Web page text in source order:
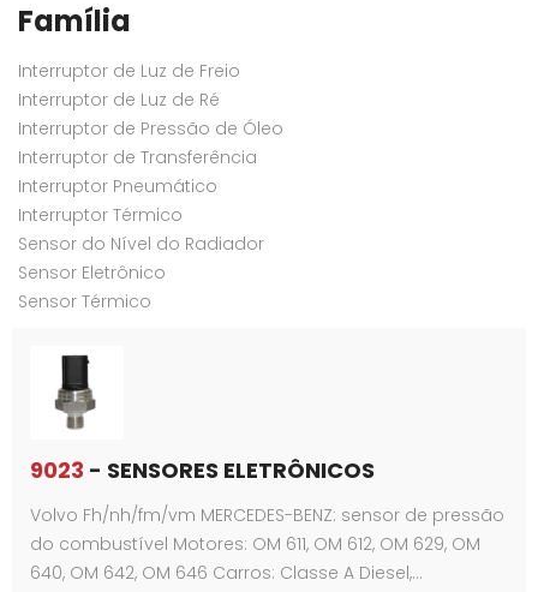
Família
Interruptor de Luz de Freio
Interruptor de Luz de Ré
Interruptor de Pressão de Óleo
Interruptor de Transferência
Interruptor Pneumático
Interruptor Térmico
Sensor do Nível do Radiador
Sensor Eletrônico
Sensor Térmico
9023 - SENSORES ELETRÔNICOS
Volvo Fh/nh/fm/vm MERCEDES-BENZ: sensor de pressão
do combustível Motores: OM 611, OM 612, OM 629, OM
640, OM 642, OM 646 Carros: Classe A Diesel,…